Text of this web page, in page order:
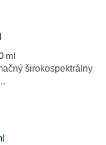
ml
širokospektrálny